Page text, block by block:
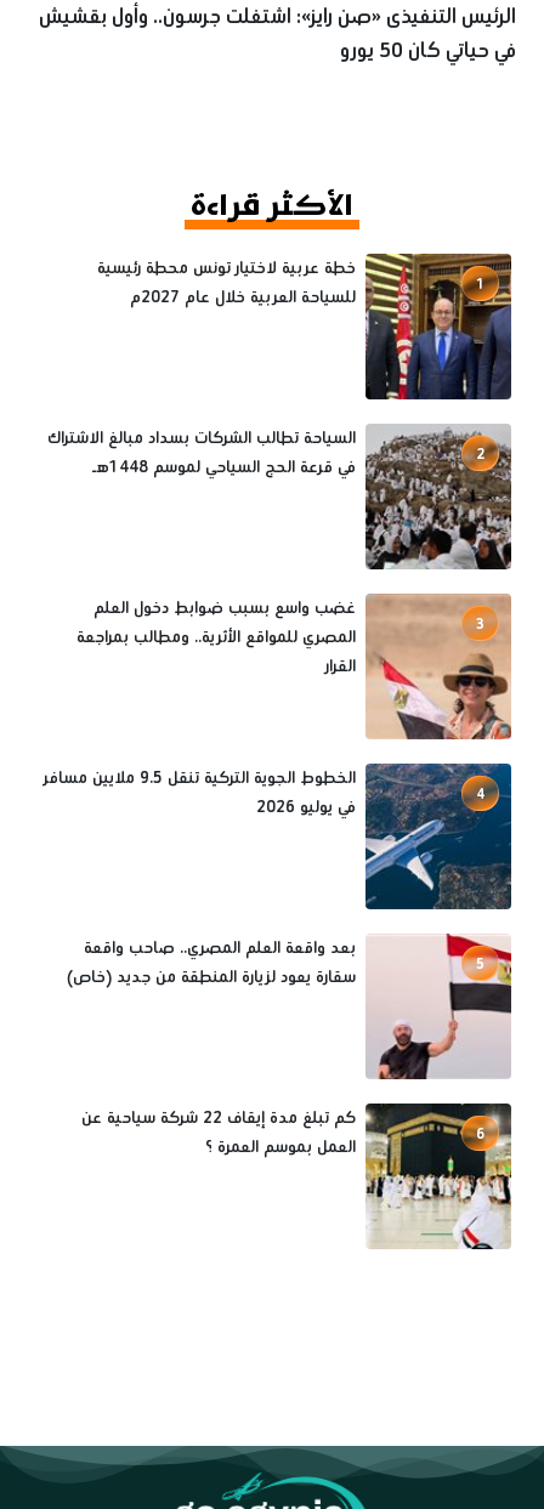
الرئيس التنفيذى «صن رايز»: اشتغلت جرسون.. وأول بقشيش
في حياتي كان 50 يورو
الأكثر قراءة
1
خطة عربية لاختيار تونس محطة رئيسية
للسياحة العربية خلال عام 2027م
2
السياحة تطالب الشركات بسداد مبالغ الاشتراك
في قرعة الحج السياحي لموسم 1448هـ
3
غضب واسع بسبب ضوابط دخول العلم
المصري للمواقع الأثرية.. ومطالب بمراجعة
القرار
4
الخطوط الجوية التركية تنقل 9.5 ملايين مسافر
في يوليو 2026
5
بعد واقعة العلم المصري.. صاحب واقعة
سقارة يعود لزيارة المنطقة من جديد (خاص)
6
كم تبلغ مدة إيقاف 22 شركة سياحية عن
العمل بموسم العمرة ؟